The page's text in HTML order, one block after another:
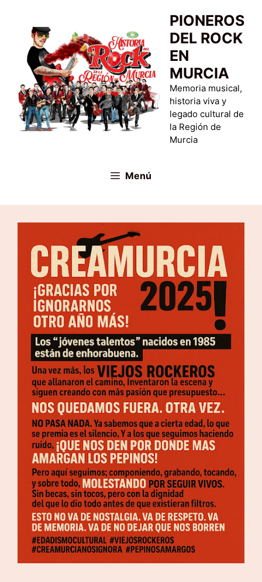
contenido
PIONEROS
DEL ROCK
EN
MURCIA
Memoria musical,
historia viva y
legado cultural de
la Región de
Murcia
Menú